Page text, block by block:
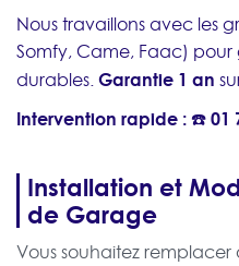
Nous travaillons avec les
Somfy, Came, Faac)
durables.Garantie 1 an
Intervention rapide : ☎️01
Installation et
de Garage
Vous souhaitez